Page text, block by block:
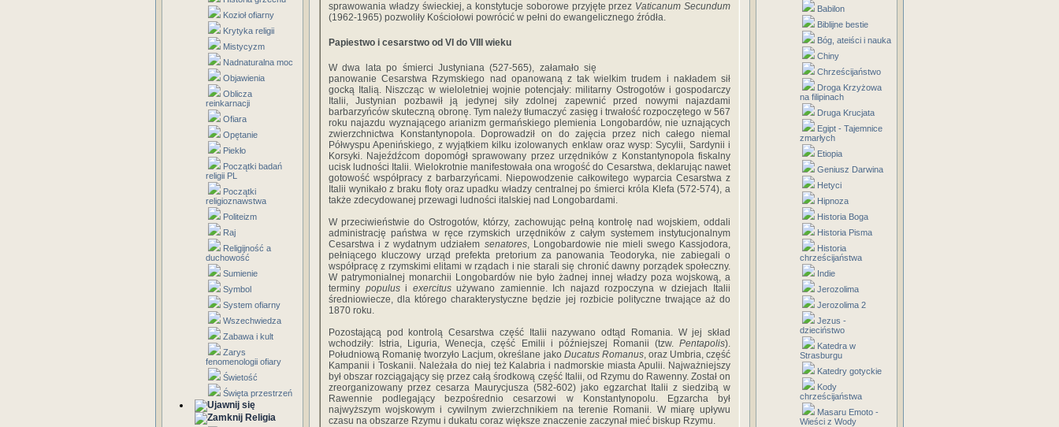
Kozioł ofiarny
Krytyka religii
Mistycyzm
Nadnaturalna moc
Objawienia
Oblicza
reinkarnacji
Ofiara
Opętanie
Piekło
Początki badań
religii PL
Początki
religioznawstwa
Politeizm
Raj
Religijność a
duchowość
Sumienie
Symbol
System ofiarny
Wszechwiedza
Zabawa i kult
Zarys
fenomenologii ofiary
Świetość
Święta przestrzeń
Religia
sprawowania władzy świeckiej, a konstytucje soborowe przyjęte przez Vaticanum Secundum
(1962-1965) pozwoliły Kościołowi powrócić w pełni do ewangelicznego źródła.
Papiestwo i cesarstwo od VI do VIII wieku
W dwa lata po śmierci Justyniana (527-565), załamało się
panowanie Cesarstwa Rzymskiego nad opanowaną z tak wielkim trudem i nakładem sił
gocką Italią. Niszcząc w wieloletniej wojnie potencjały: militarny Ostrogotów i gospodarczy
Italii, Justynian pozbawił ją jedynej siły zdolnej zapewnić przed nowymi najazdami
barbarzyńców skuteczną obronę. Tym należy tłumaczyć zasięg i trwałość rozpoczętego w 567
roku najazdu wyznającego arianizm germańskiego plemienia Longobardów, nie uznających
zwierzchnictwa Konstantynopola. Doprowadził on do zajęcia przez nich całego niemal
Półwyspu Apenińskiego, z wyjątkiem kilku izolowanych enklaw oraz wysp: Sycylii, Sardynii i
Korsyki. Najeźdźcom dopomógł sprawowany przez urzędników z Konstantynopola fiskalny
ucisk ludności Italii. Wielokrotnie manifestowała ona wrogość do Cesarstwa, deklarując nawet
gotowość współpracy z barbarzyńcami. Niepowodzenie całkowitego wyparcia Cesarstwa z
Italii wynikało z braku floty oraz upadku władzy centralnej po śmierci króla Klefa (572-574), a
także zdecydowanej przewagi ludności italskiej nad Longobardami.
W przeciwieństwie do Ostrogotów, którzy, zachowując pełną kontrolę nad wojskiem, oddali
administrację państwa w ręce rzymskich urzędników z całym systemem instytucjonalnym
Cesarstwa i z wydatnym udziałem senatores, Longobardowie nie mieli swego Kassjodora,
pełniącego kluczowy urząd prefekta pretorium za panowania Teodoryka, nie zabiegali o
współpracę z rzymskimi elitami w rządach i nie starali się chronić dawny porządek społeczny.
W patrymonialnej monarchii Longobardów nie było żadnej innej władzy poza wojskową, a
terminy populusi exercitusużywano zamiennie. Ich najazd rozpoczyna w dziejach Italii
średniowiecze, dla którego charakterystyczne będzie jej rozbicie polityczne trwające aż do
1870 roku.
Pozostającą pod kontrolą Cesarstwa część Italii nazywano odtąd Romania. W jej skład
wchodziły: Istria, Liguria, Wenecja, część Emilii i późniejszej Romanii (tzw. Pentapolis).
Południową Romanię tworzyło Lacjum, określane jako Ducatus Romanus, oraz Umbria, część
Kampanii i Toskanii. Należała do niej też Kalabria i nadmorskie miasta Apulii. Najważniejszy
był obszar rozciągający się przez całą środkową część Italii, od Rzymu do Rawenny. Został on
zreorganizowany przez cesarza Maurycjusza (582-602) jako egzarchat Italii z siedzibą w
Rawennie podlegający bezpośrednio cesarzowi w Konstantynopolu. Egzarcha był
najwyższym wojskowym i cywilnym zwierzchnikiem na terenie Romanii. W miarę upływu
czasu na obszarze Rzymu i dukatu coraz większe znaczenie zaczynał mieć biskup Rzymu.
Babilon
Biblijne bestie
Bóg, ateiści i nauka
Chiny
Chrześcijaństwo
Droga Krzyżowa
na filipinach
Druga Krucjata
Egipt - Tajemnice
zmarłych
Etiopia
Geniusz Darwina
Hetyci
Hipnoza
Historia Boga
Historia Pisma
Historia
chrześcijaństwa
Indie
Jerozolima
Jerozolima 2
Jezus -
dzieciństwo
Katedra w
Strasburgu
Katedry gotyckie
Kody
chrześcijaństwa
Masaru Emoto -
Wieści z Wody